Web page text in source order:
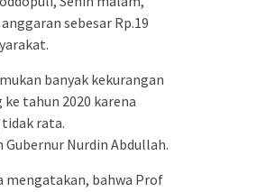
sebesar Rp.19
banyak kekurangan
tahun 2020 karena
rata.
Nurdin Abdullah.
mengatakan, bahwa Prof